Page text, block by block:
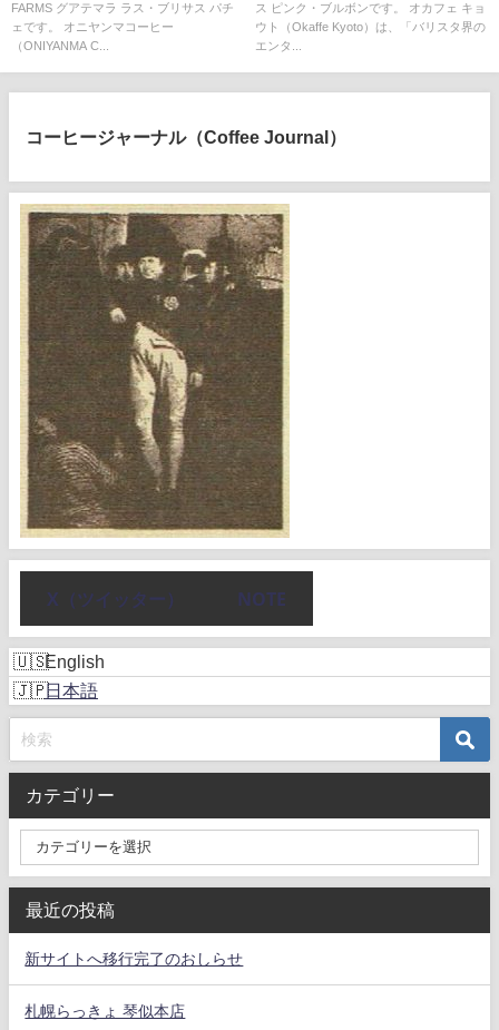
FARMS グアテマラ ラス・ブリサス パチ
ェです。 オニヤンマコーヒー
（ONIYANMA C...
ス ピンク・ブルボンです。 オカフェ キョ
ウト（Okaffe Kyoto）は、「バリスタ界の
エンタ...
コーヒージャーナル（Coffee Journal）
X（ツイッター） NOTE
English
日本語
カテゴリー
最近の投稿
新サイトへ移行完了のおしらせ
札幌らっきょ 琴似本店